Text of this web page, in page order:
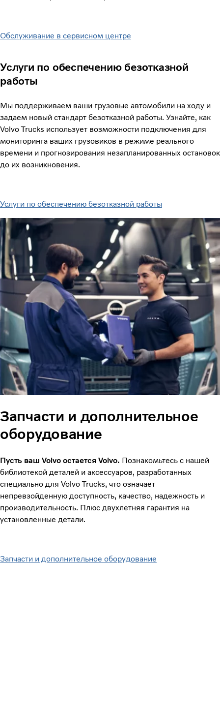
Обслуживание в сервисном центре
Услуги по обеспечению безотказной
работы
Мы поддерживаем ваши грузовые автомобили на ходу и
задаем новый стандарт безотказной работы. Узнайте, как
Volvo Trucks использует возможности подключения для
мониторинга ваших грузовиков в режиме реального
времени и прогнозирования незапланированных остановок
до их возникновения.
Услуги по обеспечению безотказной работы
Запчасти и дополнительное
оборудование
Пусть ваш Volvo остается Volvo. Познакомьтесь с нашей
библиотекой деталей и аксессуаров, разработанных
специально для Volvo Trucks, что означает
непревзойденную доступность, качество, надежность и
производительность. Плюс двухлетняя гарантия на
установленные детали.
Запчасти и дополнительное оборудование